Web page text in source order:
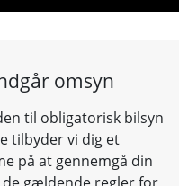
omsyn
til obligatorisk bilsyn
tilbyder vi dig et
på at gennemgå din